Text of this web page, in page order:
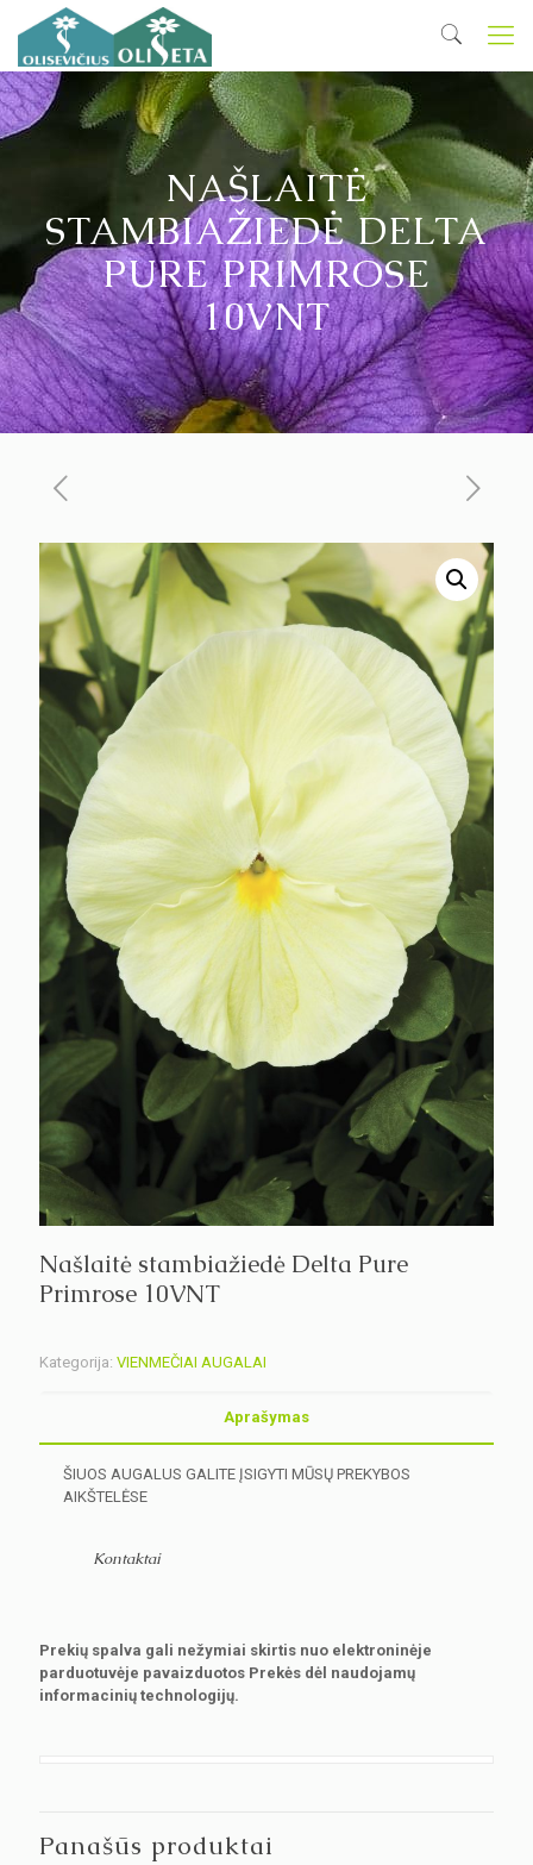
NAŠLAITĖ
STAMBIAŽIEDĖ DELTA
PURE PRIMROSE
10VNT
Našlaitė stambiažiedė Delta Pure
Primrose 10VNT
Kategorija: VIENMEČIAI AUGALAI
Aprašymas
ŠIUOS AUGALUS GALITE ĮSIGYTI MŪSŲ PREKYBOS
AIKŠTELĖSE
Kontaktai
Prekių spalva gali nežymiai skirtis nuo elektroninėje
parduotuvėje pavaizduotos Prekės dėl naudojamų
informacinių technologijų.
Panašūs produktai